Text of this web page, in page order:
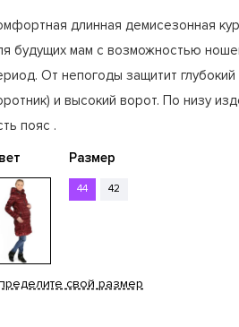
длинная демисезонная
будущих мам с возможностью
От непогоды защитит
и высокий ворот. По низу
пояс .
Размер
44 42
свой размер